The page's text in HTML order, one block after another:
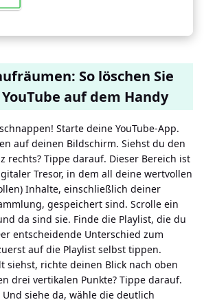
So löschen Sie
auf dem Handy
Starte deine YouTube-App.
auf deinen Bildschirm. Siehst du den
rechts? Tippe darauf. Dieser Bereich ist
Tresor, in dem all deine wertvollen
Inhalte, einschließlich deiner
gespeichert sind. Scrolle ein
da sind sie. Finde die Playlist, die du
entscheidende Unterschied zum
auf die Playlist selbst tippen.
siehst, richte deinen Blick nach oben
drei vertikalen Punkte? Tippe darauf.
siehe da, wähle die deutlich